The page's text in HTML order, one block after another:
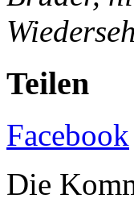
Teilen
Facebook
Die